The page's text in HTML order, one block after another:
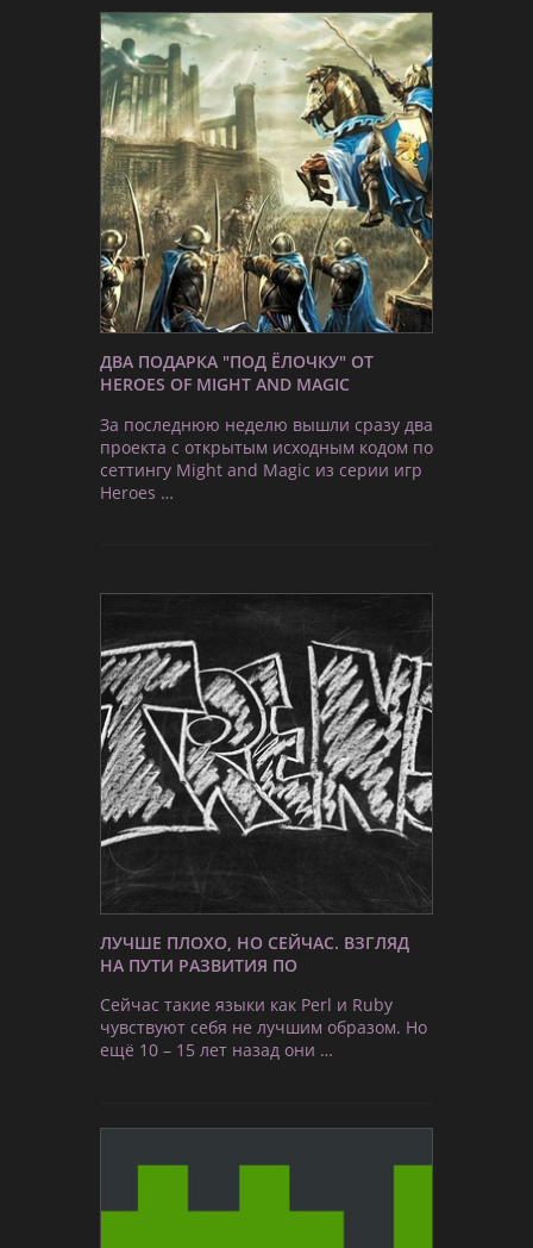
ДВА ПОДАРКА "ПОД ЁЛОЧКУ" ОТ
HEROES OF MIGHT AND MAGIC
За последнюю неделю вышли сразу два
проекта с открытым исходным кодом по
сеттингу Might and Magic из серии игр
Heroes …
ЛУЧШЕ ПЛОХО, НО СЕЙЧАС. ВЗГЛЯД
НА ПУТИ РАЗВИТИЯ ПО
Сейчас такие языки как Perl и Ruby
чувствуют себя не лучшим образом. Но
ещё 10 – 15 лет назад они …